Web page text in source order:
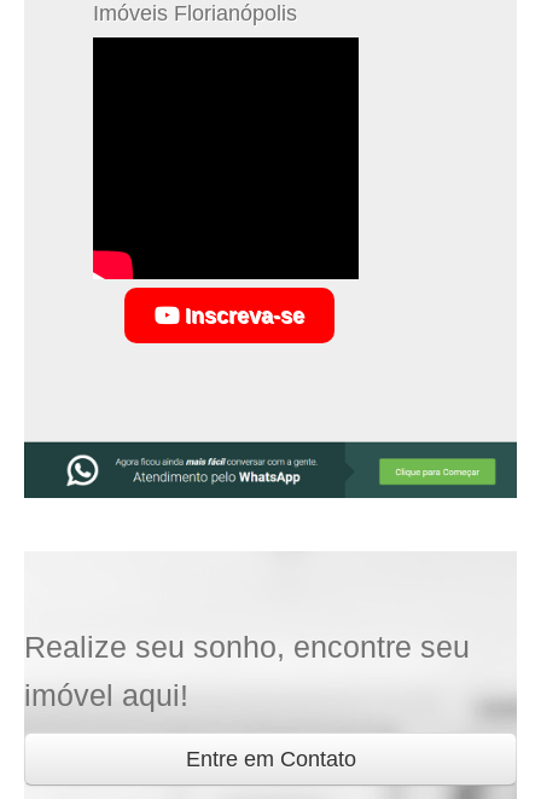
Imóveis Florianópolis
Inscreva-se
Realize seu sonho, encontre seu
imóvel aqui!
Entre em Contato